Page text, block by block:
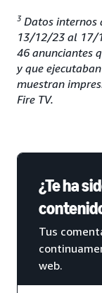
3 Datos internos
13/12/23 al 17/
46 anunciantes
y que
muestran
Fire TV.
¿Te ha
Tus
web.